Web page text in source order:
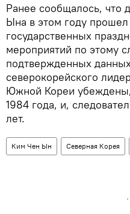
Ранее сообщалось, что
Ына в этом году
государственных
мероприятий по этому
подтвержденных
северокорейского
Южной Кореи
1984 года, и,
лет.
Ким Чен Ын Северная Корея